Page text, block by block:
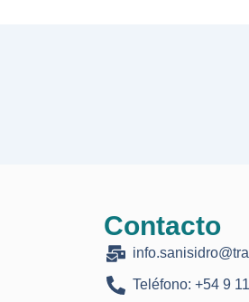
Contacto
Teléfono: +54 9